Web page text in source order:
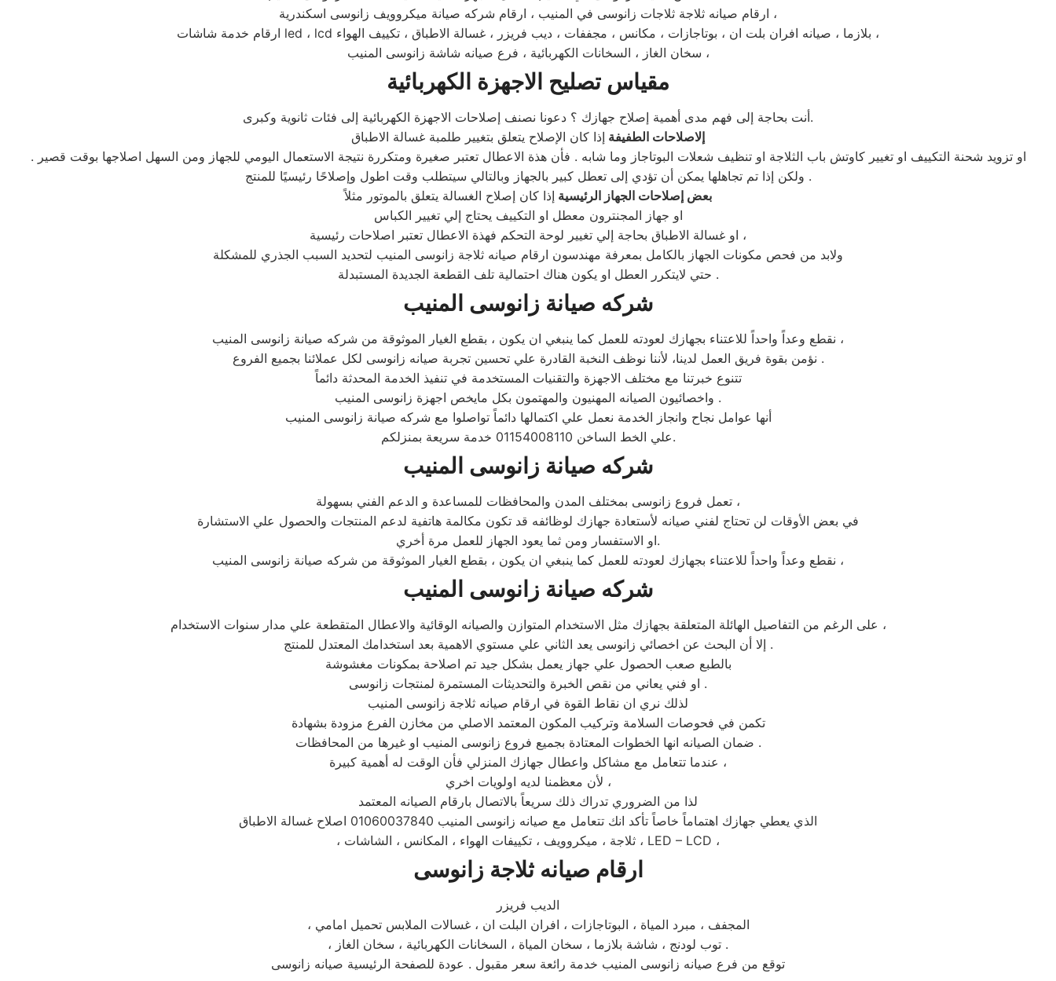
ارقام صيانه ثلاجة ثلاجات زانوسى في المنيب ، ارقام شركه صيانة ميكروويف زانوسى اسكندرية ،
ارقام خدمة شاشات led ، lcd بلازما ، صيانه افران بلت ان ، بوتاجازات ، مكانس ، مجففات ، ديب فريزر ، غسالة الاطباق ، تكييف الهواء ،
سخان الغاز ، السخانات الكهربائية ، فرع صيانه شاشة زانوسى المنيب ،
مقياس تصليح الاجهزة الكهربائية
أنت بحاجة إلى فهم مدى أهمية إصلاح جهازك ؟ دعونا نصنف إصلاحات الاجهزة الكهربائية إلى فئات ثانوية وكبرى.
إلاصلاحات الطفيفة إذا كان الإصلاح يتعلق بتغيير طلمبة غسالة الاطباق
او تزويد شحنة التكييف او تغيير كاوتش باب الثلاجة او تنظيف شعلات البوتاجاز وما شابه . فأن هذة الاعطال تعتبر صغيرة ومتكررة نتيجة الاستعمال اليومي للجهاز ومن السهل اصلاجها بوقت قصير .
ولكن إذا تم تجاهلها يمكن أن تؤدي إلى تعطل كبير بالجهاز وبالتالي سيتطلب وقت اطول وإصلاحًا رئيسيًا للمنتج .
بعض إصلاحات الجهاز الرئيسية إذا كان إصلاح الغسالة يتعلق بالموتور مثلاً
او جهاز المجنترون معطل او التكييف يحتاج إلي تغيير الكباس
او غسالة الاطباق بحاجة إلي تغيير لوحة التحكم فهذة الاعطال تعتبر اصلاحات رئيسية ،
ولابد من فحص مكونات الجهاز بالكامل بمعرفة مهندسون ارقام صيانه ثلاجة زانوسى المنيب لتحديد السبب الجذري للمشكلة
حتي لايتكرر العطل او يكون هناك احتمالية تلف القطعة الجديدة المستبدلة .
شركه صيانة زانوسى المنيب
نقطع وعداً واحداً للاعتناء بجهازك لعودته للعمل كما ينبغي ان يكون ، بقطع الغيار الموثوقة من شركه صيانة زانوسى المنيب ،
نؤمن بقوة فريق العمل لدينا، لأننا نوظف النخبة القادرة علي تحسين تجربة صيانه زانوسى لكل عملائنا بجميع الفروع .
تتنوع خبرتنا مع مختلف الاجهزة والتقنيات المستخدمة في تنفيذ الخدمة المحدثة دائماً
واخصائيون الصيانه المهنيون والمهتمون بكل مايخص اجهزة زانوسى المنيب .
أنها عوامل نجاح وانجاز الخدمة نعمل علي اكتمالها دائماً تواصلوا مع شركه صيانة زانوسى المنيب
علي الخط الساخن 01154008110 خدمة سريعة بمنزلكم.
شركه صيانة زانوسى المنيب
تعمل فروع زانوسى بمختلف المدن والمحافظات للمساعدة و الدعم الفني بسهولة ،
في بعض الأوقات لن تحتاج لفني صيانه لأستعادة جهازك لوظائفه قد تكون مكالمة هاتفية لدعم المنتجات والحصول علي الاستشارة
او الاستفسار ومن ثما يعود الجهاز للعمل مرة أخري.
نقطع وعداً واحداً للاعتناء بجهازك لعودته للعمل كما ينبغي ان يكون ، بقطع الغيار الموثوقة من شركه صيانة زانوسى المنيب ،
شركه صيانة زانوسى المنيب
على الرغم من التفاصيل الهائلة المتعلقة بجهازك مثل الاستخدام المتوازن والصيانه الوقائية والاعطال المتقطعة علي مدار سنوات الاستخدام ،
إلا أن البحث عن اخصائي زانوسى يعد الثاني علي مستوي الاهمية بعد استخدامك المعتدل للمنتج .
بالطبع صعب الحصول علي جهاز يعمل بشكل جيد تم اصلاحة بمكونات مغشوشة
او فني يعاني من نقص الخبرة والتحديثات المستمرة لمنتجات زانوسى .
لذلك نري ان نقاط القوة في ارقام صيانه ثلاجة زانوسى المنيب
تكمن في فحوصات السلامة وتركيب المكون المعتمد الاصلي من مخازن الفرع مزودة بشهادة
ضمان الصيانه انها الخطوات المعتادة بجميع فروع زانوسى المنيب او غيرها من المحافظات .
عندما تتعامل مع مشاكل واعطال جهازك المنزلي فأن الوقت له أهمية كبيرة ،
لأن معظمنا لديه اولويات اخري ،
لذا من الضروري تدراك ذلك سريعاً بالاتصال بارقام الصيانه المعتمد
الذي يعطي جهازك اهتماماً خاصاً تأكد انك تتعامل مع صيانه زانوسى المنيب 01060037840 اصلاح غسالة الاطباق
، ثلاجة ، ميكروويف ، تكييفات الهواء ، المكانس ، الشاشات ، LED – LCD ،
ارقام صيانه ثلاجة زانوسى
الديب فريزر
، المجفف ، مبرد المياة ، البوتاجازات ، افران البلت ان ، غسالات الملابس تحميل امامي
، توب لودنج ، شاشة بلازما ، سخان المياة ، السخانات الكهربائية ، سخان الغاز .
توقع من فرع صيانه زانوسى المنيب خدمة رائعة سعر مقبول . عودة للصفحة الرئيسية صيانه زانوسى